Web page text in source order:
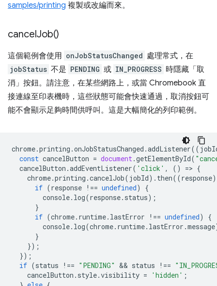
samples/printing 複製或改編而來。
cancelJob()
這個範例會使用 onJobStatusChanged 處理常式，在
jobStatus 不是 PENDING 或 IN_PROGRESS 時隱藏「取
消」按鈕。請注意，在某些網路上，或當 Chromebook 直
接連線至印表機時，這些狀態可能會快速通過，取消按鈕可
能不會顯示足夠時間供呼叫。這是大幅簡化的列印範例。
chrome.printing .onJobStatusChanged .addListener((
const cancelButton = document.getElementById(
cancelButton .addEventListener( 'click' , () => {
chrome.printing .cancelJob( jobId). then((response)
if (response !== undefined)
{
console. log(response. status);
}
if (chrome. runtime. lastError !== undefined)
{
console. log(chrome. runtime. lastError .message
}
});
});
if (status !== "PENDING" && status !==
cancelButton . style.visibility = 'hidden' ;